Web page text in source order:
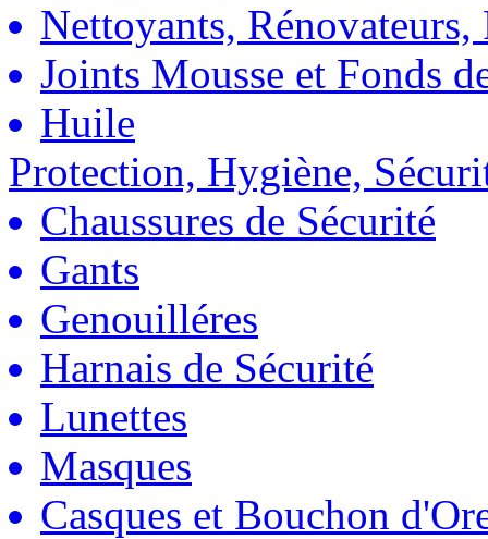
Nettoyants, Rénovateurs,
Joints Mousse et Fonds
Huile
Protection, Hygiène,
Chaussures de Sécurité
Gants
Genouilléres
Harnais de Sécurité
Lunettes
Masques
Casques et Bouchon